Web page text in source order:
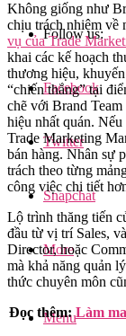
Follow us:
Facebook
Twitter
Snapchat
More
Menu
Không giống như
chịu trách nhiệm về
vụ của Trade
khai các kế hoạch
thương hiệu,
“chiến thắng” tại
chẽ với Brand
hiệu nhất quán.
Trade Marketing
bán hàng. Nhân sự
trách theo từng
công việc chi tiết
Lộ trình thăng tiến
đầu từ vị trí Sales,
Director, hoặc
mà khả năng quản
thức chuyên môn
Đọc thêm:Làm